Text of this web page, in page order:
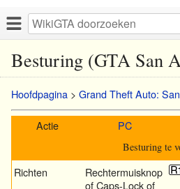
Besturing (GTA San
Hoofdpagina > Grand Theft Auto:
Actie PC
Besturing te
Richten
Rechtermuisknop
of Caps-Lock of